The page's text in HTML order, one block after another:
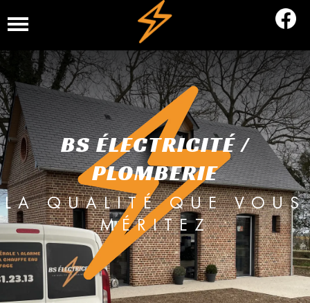
BS ÉLECTRICITÉ /
PLOMBERIE
LA QUALITÉ QUE VOUS
MÉRITEZ